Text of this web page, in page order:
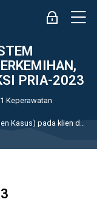
Log in
PRIA-2023
Keperawatan
Pengelolaan Asuhan keperawatan (Manajemen Kasus) pada klien dewasa dengan gangguan sistem reproduksi